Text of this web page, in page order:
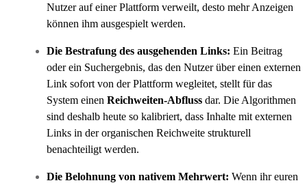
Nutzer auf einer Plattform verweilt, desto mehr Anzeigen
können ihm ausgespielt werden.
Die Bestrafung des ausgehenden Links: Ein Beitrag
oder ein Suchergebnis, das den Nutzer über einen externen
Link sofort von der Plattform wegleitet, stellt für das
System einen Reichweiten-Abfluss dar. Die Algorithmen
sind deshalb heute so kalibriert, dass Inhalte mit externen
Links in der organischen Reichweite strukturell
benachteiligt werden.
Die Belohnung von nativem Mehrwert: Wenn ihr euren